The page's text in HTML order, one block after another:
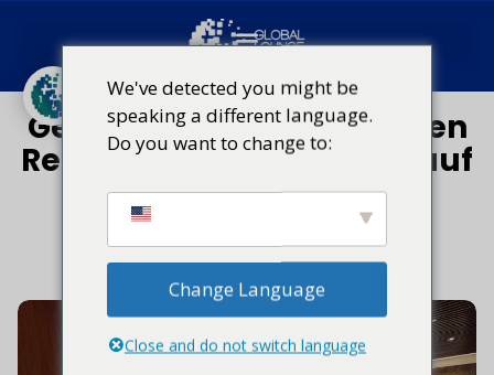
Geschäftsreisen: Die neuen
Regeln für Produktivität auf
Reisen
Januar 14, 2026
We've detected you might be
speaking a different language.
Do you want to change to:
Change Language
Close and do not switch language